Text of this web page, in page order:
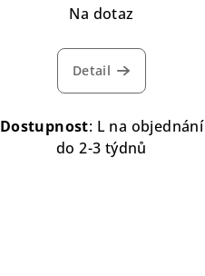
Na dotaz
Detail
Dostupnost: L na objednání
do 2-3 týdnů